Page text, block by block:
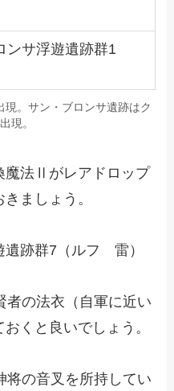
ンサ浮遊遺跡群1
。サン・ブロンサ遺跡はク
現。
魔法Ⅱがレアドロップ
ましょう。
跡群7（ルフ 雷）
者の法衣（自軍に近い
くと良いでしょう。
の音叉を所持してい